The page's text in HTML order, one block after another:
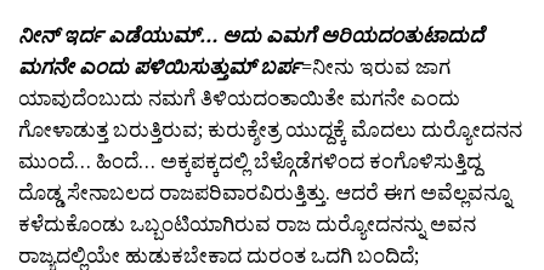
ನೀನ್ ಇರ್ದ ಎಡೆಯುಮ್… ಅದು ಎಮಗೆ ಅರಿಯದಂತುಟಾದುದೆ
ಮಗನೇ ಎಂದು ಪಳಿಯಿಸುತ್ತುಮ್ ಬರ್ಪ=ನೀನು ಇರುವ ಜಾಗ
ಯಾವುದೆಂಬುದು ನಮಗೆ ತಿಳಿಯದಂತಾಯಿತೇ ಮಗನೇ ಎಂದು
ಗೋಳಾಡುತ್ತ ಬರುತ್ತಿರುವ; ಕುರುಕ್ಶೇತ್ರ ಯುದ್ದಕ್ಕೆ ಮೊದಲು ದುರ್‍ಯೋದನನ
ಮುಂದೆ… ಹಿಂದೆ… ಅಕ್ಕಪಕ್ಕದಲ್ಲಿ ಬೆಳ್ಗೊಡೆಗಳಿಂದ ಕಂಗೊಳಿಸುತ್ತಿದ್ದ
ದೊಡ್ಡ ಸೇನಾಬಲದ ರಾಜಪರಿವಾರವಿರುತ್ತಿತ್ತು. ಆದರೆ ಈಗ ಅವೆಲ್ಲವನ್ನೂ
ಕಳೆದುಕೊಂಡು ಒಬ್ಬಂಟಿಯಾಗಿರುವ ರಾಜ ದುರ್‍ಯೋದನನ್ನು ಅವನ
ರಾಜ್ಯದಲ್ಲಿಯೇ ಹುಡುಕಬೇಕಾದ ದುರಂತ ಒದಗಿ ಬಂದಿದೆ;